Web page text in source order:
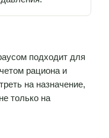
подходит для
рациона и
на назначение,
только на